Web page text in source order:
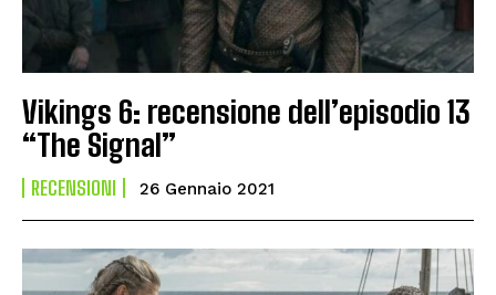
Vikings 6: recensione dell’episodio 13
“The Signal”
RECENSIONI 26 Gennaio 2021